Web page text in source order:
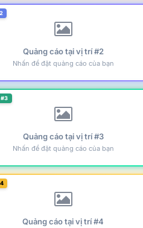
Quảng cáo tại vị trí #2
Nhấn để đặt quảng cáo của bạn
Quảng cáo tại vị trí #3
Nhấn để đặt quảng cáo của bạn
Quảng cáo tại vị trí #4